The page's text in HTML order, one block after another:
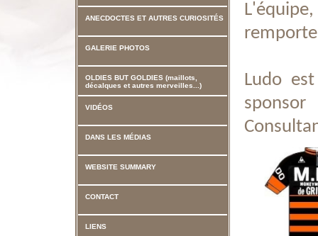
ANECDOCTES ET AUTRES CURIOSITÉS
GALERIE PHOTOS
OLDIES BUT GOLDIES (maillots,
décalques et autres merveilles...)
VIDÉOS
DANS LES MÉDIAS
WEBSITE SUMMARY
CONTACT
LIENS
Ludo